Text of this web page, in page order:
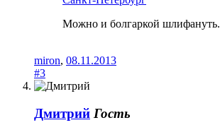
Можно и болгаркой шлифануть.
miron, 08.11.2013
#3
Дмитрий Гость